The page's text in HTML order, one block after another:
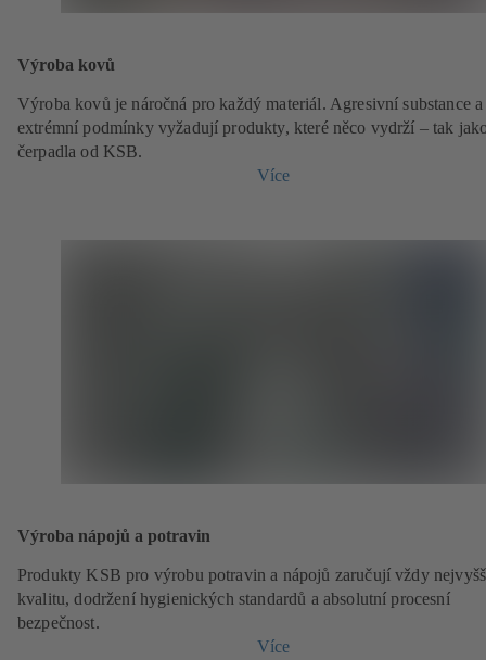
Výroba kovů
Výroba kovů je náročná pro každý materiál. Agresivní substance a
extrémní podmínky vyžadují produkty, které něco vydrží – tak
čerpadla od KSB.
Více
Výroba nápojů a potravin
Produkty KSB pro výrobu potravin a nápojů zaručují vždy
kvalitu, dodržení hygienických standardů a absolutní procesní
bezpečnost.
Více